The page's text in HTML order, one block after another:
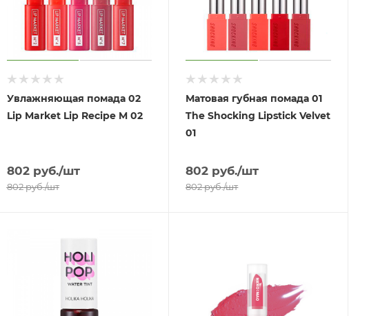
Увлажняющая помада 02
Lip Market Lip Recipe M 02
802руб./шт
802руб./шт
Матовая губная помада 01
The Shocking Lipstick Velvet
01
802 руб./шт
802руб./шт